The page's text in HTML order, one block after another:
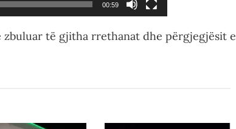
00:59
të gjitha rrethanat dhe përgjegjësit e